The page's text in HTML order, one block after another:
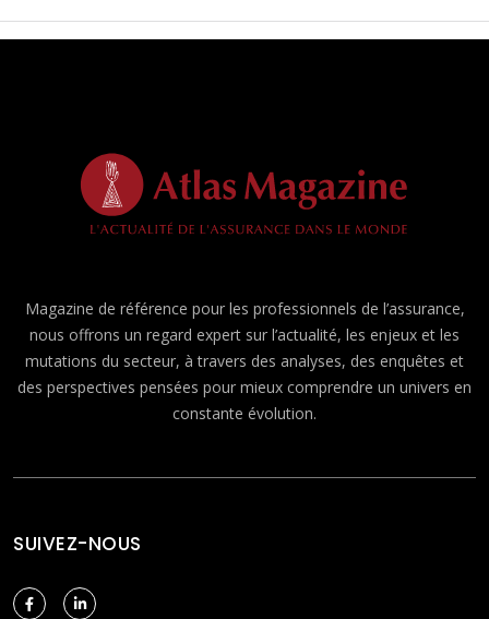
Magazine de référence pour les professionnels de l’assurance,
nous offrons un regard expert sur l’actualité, les enjeux et les
mutations du secteur, à travers des analyses, des enquêtes et
des perspectives pensées pour mieux comprendre un univers en
constante évolution.
SUIVEZ-NOUS